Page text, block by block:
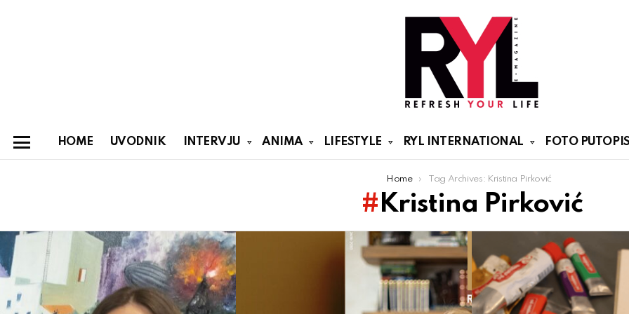
HOME UVODNIK INTERVJU ANIMA LIFESTYLE RYL INTERNATIONAL FOTO PUTOPISI
Home Tag Archives: Kristina Pirković
Kristina Pirković
Latest
stories